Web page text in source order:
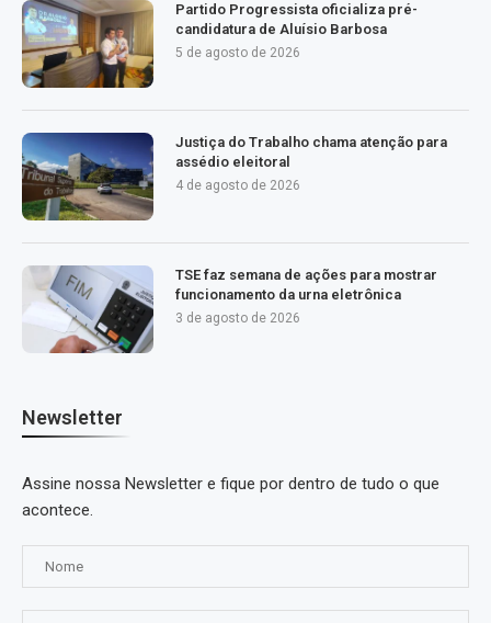
Partido Progressista oficializa pré-
candidatura de Aluísio Barbosa
5 de agosto de 2026
Justiça do Trabalho chama atenção para
assédio eleitoral
4 de agosto de 2026
TSE faz semana de ações para mostrar
funcionamento da urna eletrônica
3 de agosto de 2026
Newsletter
Assine nossa Newsletter e fique por dentro de tudo o que
acontece.